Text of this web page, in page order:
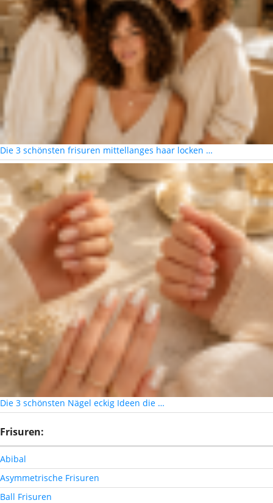
Die 3 schönsten frisuren mittellanges haar locken …
Die 3 schönsten Nägel eckig Ideen die …
Frisuren:
Abibal
Asymmetrische Frisuren
Ball Frisuren